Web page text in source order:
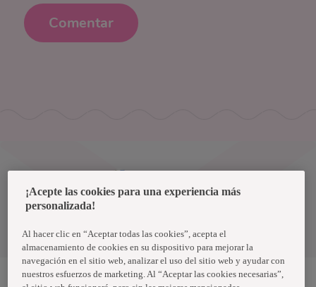
Comentar
Términos y condiciones
¡Acepte las cookies para una experiencia más
personalizada!
Al hacer clic en “Aceptar todas las cookies”, acepta el
almacenamiento de cookies en su dispositivo para mejorar la
navegación en el sitio web, analizar el uso del sitio web y ayudar con
nuestros esfuerzos de marketing. Al “Aceptar las cookies necesarias”,